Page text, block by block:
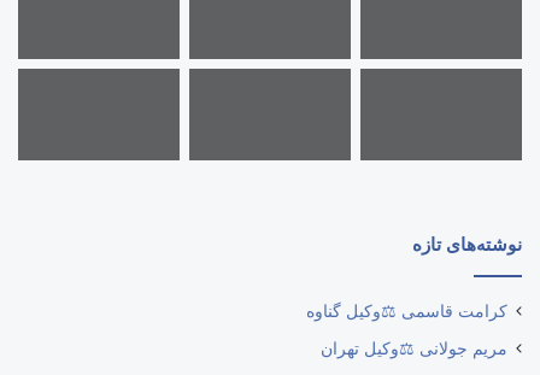
نوشته‌های تازه
کرامت قاسمی ⚖️وکیل گناوه
مریم جولانی ⚖️وکیل تهران